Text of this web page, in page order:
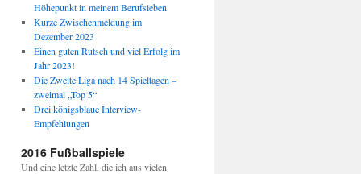
Höhepunkt in meinem Berufsleben
Kurze Zwischenmeldung im
Dezember 2023
Einen guten Rutsch und viel Erfolg im
Jahr 2023!
Die Zweite Liga nach 14 Spieltagen –
zweimal „Top 5“
Drei königsblaue Interview-
Empfehlungen
2016 Fußballspiele
Und eine letzte Zahl, die ich aus vielen